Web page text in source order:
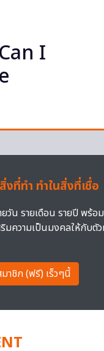
I
งที่ทำ ทำในสิ่งที่เชื่อ
วัน รายเดือน รายปี พร้อ
มความเป็นมงคลให้กับตัว
าชิก (ฟรี) เร็วๆนี้